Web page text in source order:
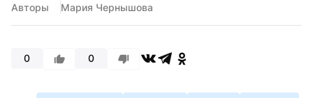
Авторы Мария Чернышова
0 0